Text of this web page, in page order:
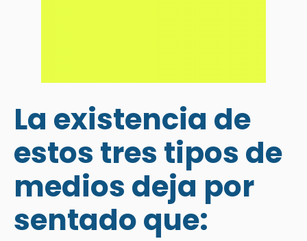
La existencia de
estos tres tipos de
medios deja por
sentado que: